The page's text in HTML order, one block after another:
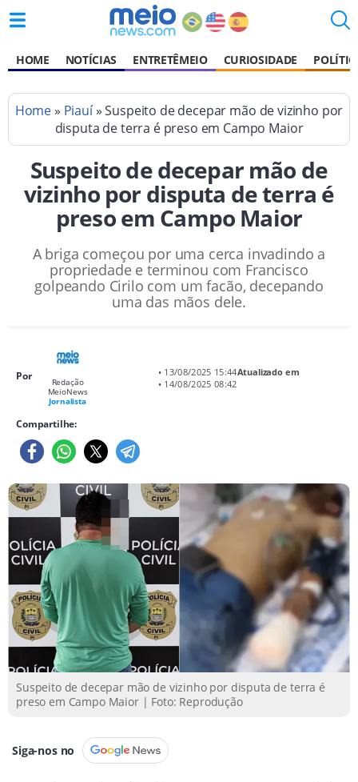
HOME NOTÍCIAS ENTRETÊMEIO CURIOSIDADE
Home» Piauí» Suspeito de decepar mão de vizinho por
disputa de terra é preso em Campo Maior
Suspeito de decepar mão de
vizinho por disputa de terra é
preso em Campo Maior
A briga começou por uma cerca invadindo a
propriedade e terminou com Francisco
golpeando Cirilo com um facão, decepando
uma das mãos dele.
Por
Redação
MeioNews
Jornalista
• 13/08/2025 15:44Atualizado em
• 14/08/2025 08:42
Compartilhe:
Suspeito de decepar mão de vizinho por disputa de terra é
preso em Campo Maior | Foto: Reprodução
Siga-nos no